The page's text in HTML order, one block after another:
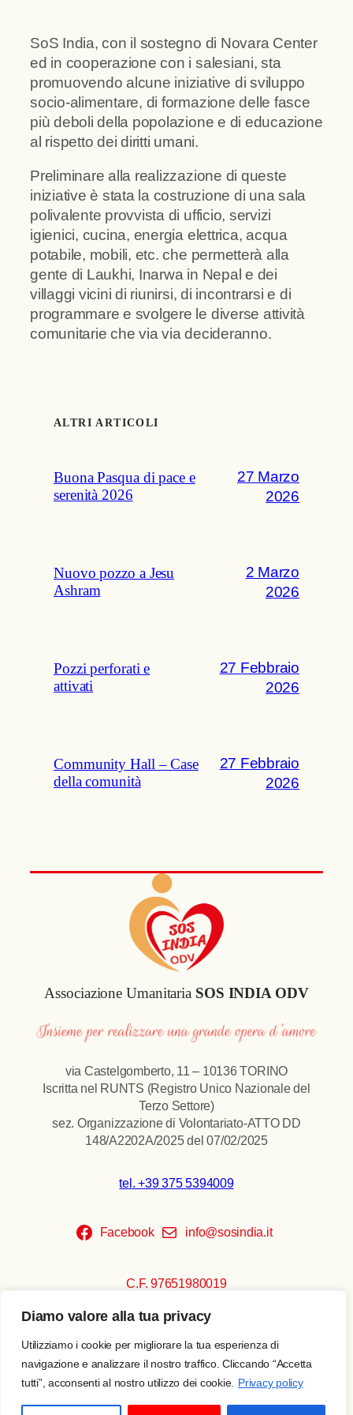
Diamo valore alla tua privacy
Utilizziamo i cookie per migliorare la tua esperienza di
navigazione e analizzare il nostro traffico. Cliccando “Accetta
tutti”, acconsenti al nostro utilizzo dei cookie. Privacy policy
SoS India, con il sostegno di Novara Center
ed in cooperazione con i salesiani, sta
promuovendo alcune iniziative di sviluppo
socio-alimentare, di formazione delle fasce
più deboli della popolazione e di educazione
al rispetto dei diritti umani.
Preliminare alla realizzazione di queste
iniziative è stata la costruzione di una sala
polivalente provvista di ufficio, servizi
igienici, cucina, energia elettrica, acqua
potabile, mobili, etc. che permetterà alla
gente di Laukhi, Inarwa in Nepal e dei
villaggi vicini di riunirsi, di incontrarsi e di
programmare e svolgere le diverse attività
comunitarie che via via decideranno.
ALTRI ARTICOLI
Buona Pasqua di pace e
serenità 2026
27 Marzo
2026
Nuovo pozzo a Jesu
Ashram
2 Marzo
2026
Pozzi perforati e
attivati
27 Febbraio
2026
Community Hall – Case
della comunità
27 Febbraio
2026
Associazione Umanitaria SOS INDIA ODV
via Castelgomberto, 11 – 10136 TORINO
Iscritta nel RUNTS (Registro Unico Nazionale del
Terzo Settore)
sez. Organizzazione di Volontariato-ATTO DD
148/A2202A/2025 del 07/02/2025
tel. +39 375 5394009
Facebook info@sosindia.it
C.F. 97651980019
Copyright © 2026 SOS India
Realizzato daEscamotages